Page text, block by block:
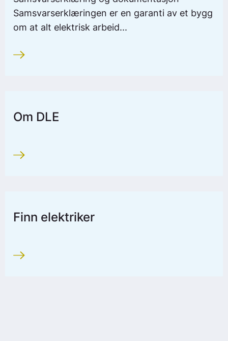
Det er ditt ansvar
Samsvarserklæringen er en garanti av et bygg
om at alt elektrisk arbeid...
Om DLE
Finn elektriker